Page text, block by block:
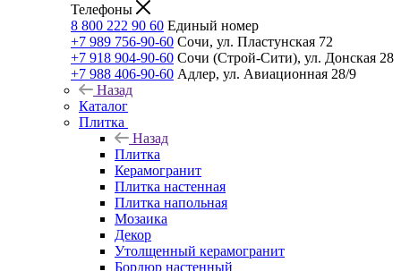
Телефоны
8 800 222 90 60 Единый номер
+7 989 756-90-60 Сочи, ул. Пластунская 72
+7 918 904-90-60 Сочи (Строй-Сити), ул. Донская 28
+7 988 406-90-60 Адлер, ул. Авиационная 28/9
Назад
Каталог
Плитка
Назад
Плитка
Керамогранит
Плитка настенная
Плитка напольная
Мозаика
Декор
Утолщенный керамогранит
Бордюр настенный